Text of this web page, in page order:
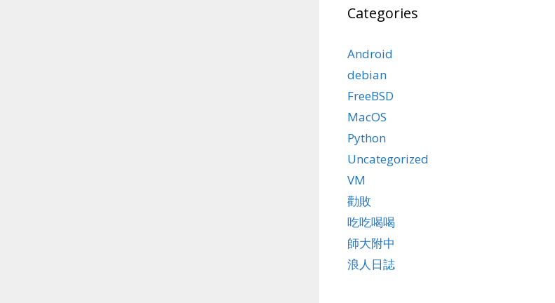
Categories
Android
debian
FreeBSD
MacOS
Python
Uncategorized
VM
勸敗
吃吃喝喝
師大附中
浪人日誌